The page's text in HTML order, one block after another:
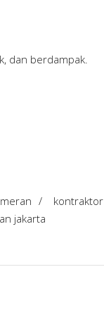
dan berdampak.
/
kontraktor
jakarta